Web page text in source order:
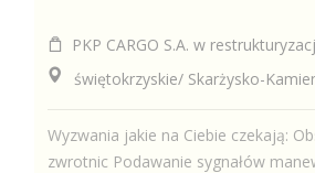
PKP CARGO S.A. w
świętokrzyskie/ Skarżysko-
Wyzwania jakie na Ciebie czekają:
zwrotnic Podawanie sygnałów